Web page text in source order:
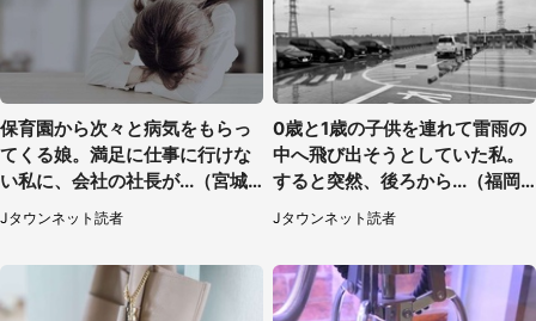
保育園から次々と病気をもらっ
てくる娘。満足に仕事に行けな
い私に、会社の社長が...（宮城
県・30代女性）
Jタウンネット読者
0歳と1歳の子供を連れて雷雨の
中へ飛び出そうとしていた私。
すると突然、後ろから...（福岡
県・30代女性）
Jタウンネット読者